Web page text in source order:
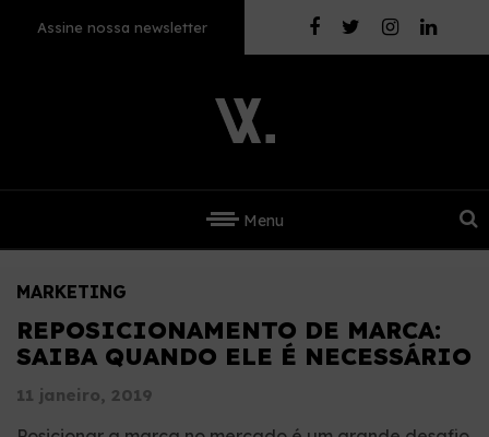
Assine nossa newsletter
Menu
MARKETING
REPOSICIONAMENTO DE MARCA:
SAIBA QUANDO ELE É NECESSÁRIO
11 janeiro, 2019